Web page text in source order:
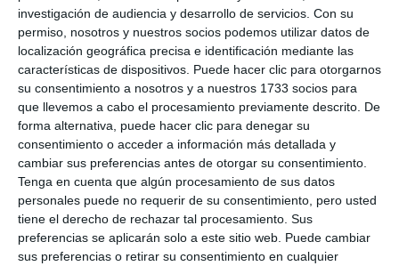
investigación de audiencia y desarrollo de servicios. Con su
permiso, nosotros y nuestros socios podemos utilizar datos de
localización geográfica precisa e identificación mediante las
características de dispositivos. Puede hacer clic para otorgarnos
su consentimiento a nosotros y a nuestros 1733 socios para
que llevemos a cabo el procesamiento previamente descrito. De
forma alternativa, puede hacer clic para denegar su
consentimiento o acceder a información más detallada y
cambiar sus preferencias antes de otorgar su consentimiento.
Tenga en cuenta que algún procesamiento de sus datos
personales puede no requerir de su consentimiento, pero usted
tiene el derecho de rechazar tal procesamiento. Sus
preferencias se aplicarán solo a este sitio web. Puede cambiar
sus preferencias o retirar su consentimiento en cualquier